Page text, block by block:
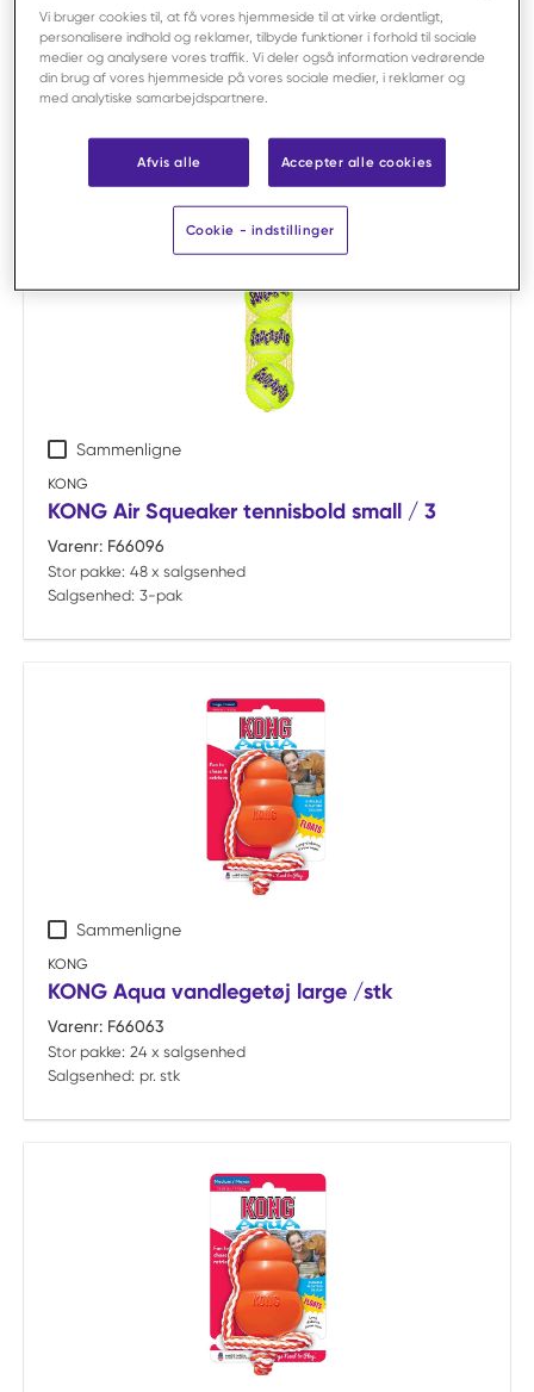
KONG Air Squeaker tennisbold medium / 3
Varenr: F66097
Stor pakke: 48 x salgsenhed
Sammenligne
KONG
KONG Air Squeaker tennisbold small / 3
Varenr: F66096
Stor pakke: 48 x salgsenhed
Salgsenhed: 3-pak
Sammenligne
KONG
KONG Aqua vandlegetøj large /stk
Varenr: F66063
Stor pakke: 24 x salgsenhed
Salgsenhed: pr. stk
Vi bruger cookies til, at få vores hjemmeside til at virke ordentligt,
personalisere indhold og reklamer, tilbyde funktioner i forhold til sociale
medier og analysere vores traffik. Vi deler også information vedrørende
din brug af vores hjemmeside på vores sociale medier, i reklamer og
med analytiske samarbejdspartnere.
Afvis alle Accepter alle cookies
Cookie - indstillinger